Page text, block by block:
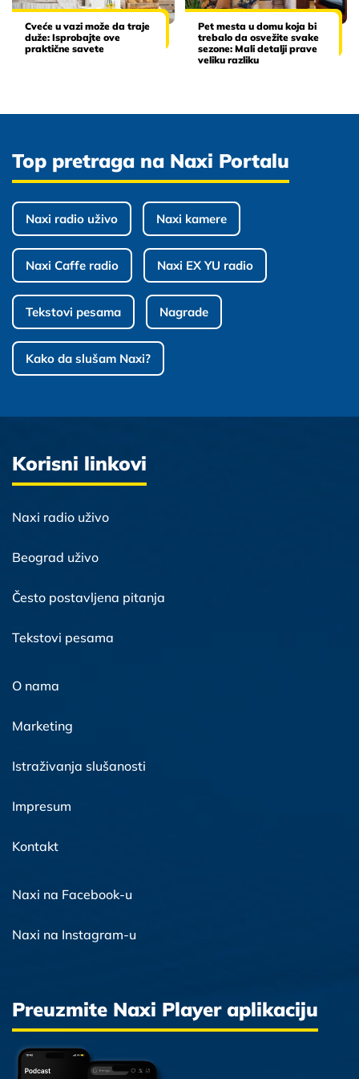
Cveće u vazi može da traje
duže: Isprobajte ove
praktične savete
Pet mesta u domu koja bi
trebalo da osvežite svake
sezone: Mali detalji prave
veliku razliku
Top pretraga na Naxi Portalu
Naxi radio uživo Naxi kamere
Naxi Caffe radio Naxi EX YU radio
Tekstovi pesama Nagrade
Kako da slušam Naxi?
Korisni linkovi
Naxi radio uživo
Beograd uživo
Često postavljena pitanja
Tekstovi pesama
O nama
Marketing
Istraživanja slušanosti
Impresum
Kontakt
Naxi na Facebook-u
Naxi na Instagram-u
Preuzmite Naxi Player aplikaciju